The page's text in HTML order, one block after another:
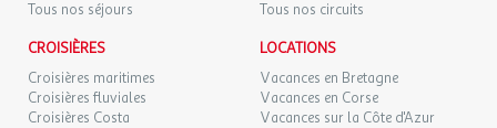
Surface (m²) : 24
Animaux Admis : Animaux : acceptés sous conditions
Chauffage
Climatisation
Tous nos séjours
Tous nos circuits
CROISIÈRES
Croisières maritimes
Croisières fluviales
Croisières Costa
LOCATIONS
Vacances en Bretagne
Vacances en Corse
Vacances sur la Côte d'Azur